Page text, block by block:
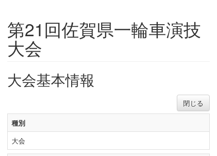
第21回佐賀県一輪車演技
大会
大会基本情報
閉じる
種別
大会